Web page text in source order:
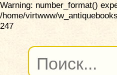
Warning: number_format()
/home/virtwww/
247